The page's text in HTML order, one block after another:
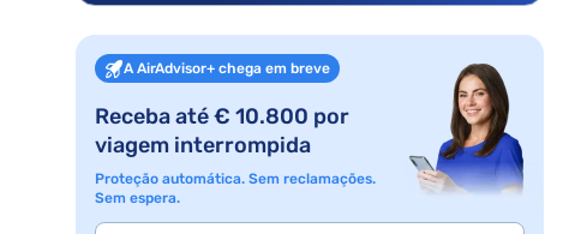
A AirAdvisor+ chega em breve
Receba até € 10.800 por
viagem interrompida
Proteção automática. Sem reclamações.
Sem espera.